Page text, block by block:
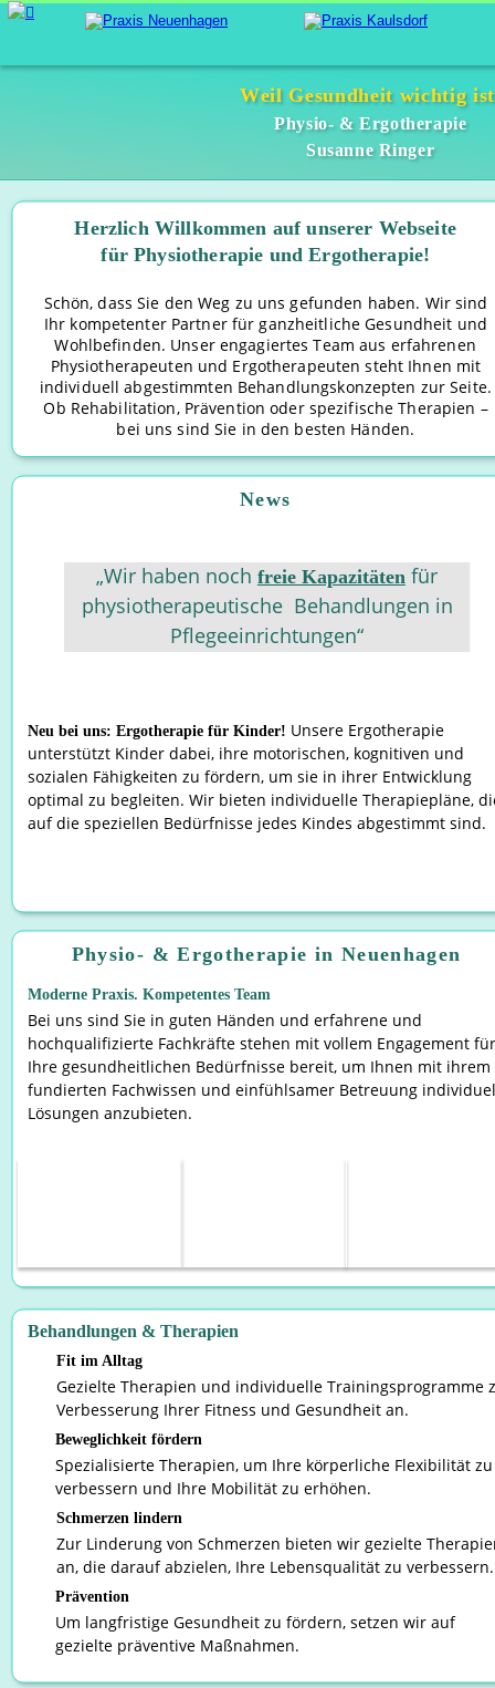
Physio- & Ergotherapie in Neuenhagen
Moderne Praxis. Kompetentes Team​
Bei uns sind Sie in guten Händen und erfahrene und
hochqualifizierte Fachkräfte stehen mit vollem Engagement
Ihre gesundheitlichen Bedürfnisse bereit, um Ihnen mit ihrem
fundierten Fachwissen und einfühlsamer Betreuung
Lösungen anzubieten.
Behandlungen & Therapien
Fit im Alltag
Gezielte Therapien und individuelle Trainingsprogramme
Verbesserung Ihrer Fitness und Gesundheit an.
Beweglichkeit fördern
Spezialisierte Therapien, um Ihre körperliche Flexibilität
verbessern und Ihre Mobilität zu erhöhen.
Schmerzen lindern
Zur Linderung von Schmerzen bieten wir gezielte
an, die darauf abzielen, Ihre Lebensqualität zu verbessern.
Prävention
Um langfristige Gesundheit zu fördern, setzen wir auf
gezielte präventive Maßnahmen.
News
Neu bei uns: Ergotherapie für Kinder! Unsere Ergotherapie
unterstützt Kinder dabei, ihre motorischen, kognitiven und
sozialen Fähigkeiten zu fördern, um sie in ihrer Entwicklung
optimal zu begleiten. Wir bieten individuelle Therapiepläne,
auf die speziellen Bedürfnisse jedes Kindes abgestimmt sind.
„Wir haben noch freie Kapazitäten für
physiotherapeutische  Behandlungen in
Pflegeeinrichtungen“
Herzlich Willkommen auf unserer Webseite
für Physiotherapie und Ergotherapie!
Schön, dass Sie den Weg zu uns gefunden haben. Wir sind
Ihr kompetenter Partner für ganzheitliche Gesundheit und
Wohlbefinden. Unser engagiertes Team aus erfahrenen
Physiotherapeuten und Ergotherapeuten steht Ihnen mit
individuell abgestimmten Behandlungskonzepten zur
Ob Rehabilitation, Prävention oder spezifische Therapien –
bei uns sind Sie in den besten Händen.
Weil Gesundheit wichtig
Physio- & Ergotherapie
Susanne Ringer